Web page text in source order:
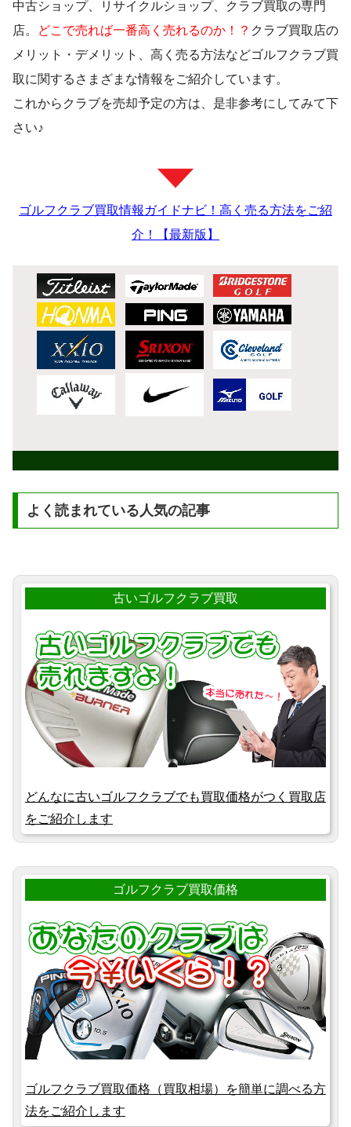
中古ショップ、リサイクルショップ、クラブ買取の専門
店。
どこで売れば一番高く売れるのか！？ クラブ買取店の
メリット・デメリット、高く売る方法などゴルフクラブ買
取に関するさまざまな情報をご紹介しています。
これからクラブを売却予定の方は、是非参考にしてみて下
さい♪
ゴルフクラブ買取情報ガイドナビ！高く売る方法をご紹
介！【最新版】
よく読まれている人気の記事
古いゴルフクラブ買取
どんなに古いゴルフクラブでも買取価格がつく買取店
をご紹介します
ゴルフクラブ買取価格
ゴルフクラブ買取価格（買取相場）を簡単に調べる方
法をご紹介します